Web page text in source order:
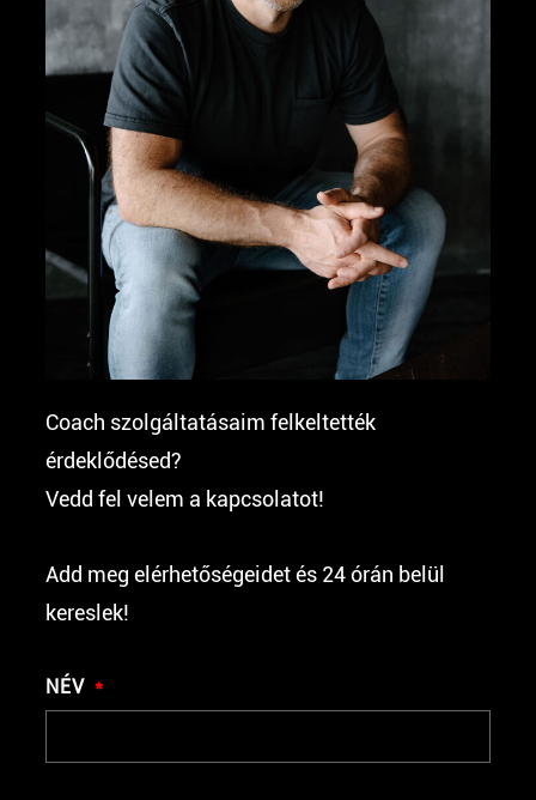
Coach szolgáltatásaim felkeltették
érdeklődésed?
Vedd fel velem a kapcsolatot!
Add meg elérhetőségeidet és 24 órán belül
kereslek!
NÉV